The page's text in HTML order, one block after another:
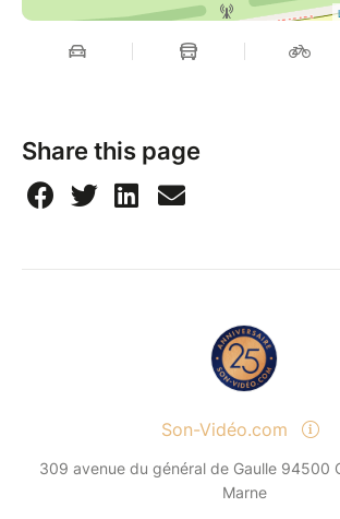
Share this page
Son-Vidéo.com
309 avenue du général de Gaulle 94500
Marne